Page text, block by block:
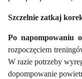
Szczelnie zatkaj
Po napompowaniu
rozpoczęciem
W razie potrzeby
dopompowanie